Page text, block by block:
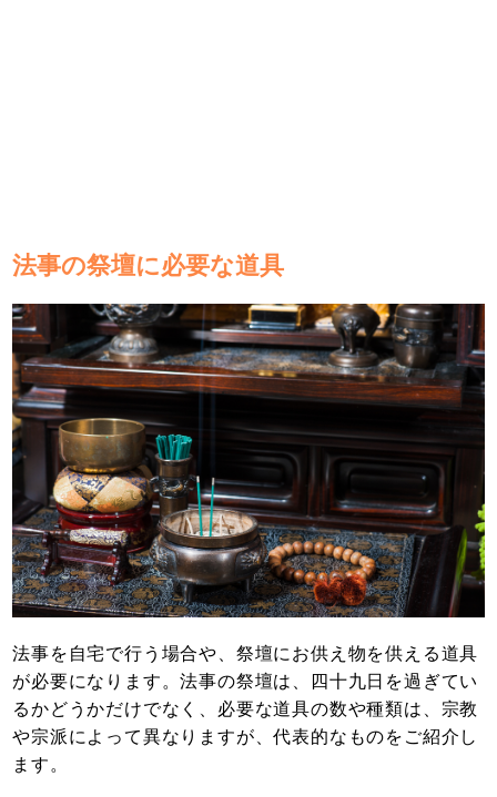
法事の祭壇に必要な道具
法事を自宅で行う場合や、祭壇にお供え物を供える道具
が必要になります。法事の祭壇は、四十九日を過ぎてい
るかどうかだけでなく、必要な道具の数や種類は、宗教
や宗派によって異なりますが、代表的なものをご紹介し
ます。